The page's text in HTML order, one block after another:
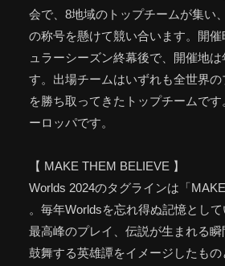
会で、8地域のトップチームが集い
の称号を懸けて競い合います。開
ュラーシーズン終幕後で、開催地
す。出場チームはいずれも全世界
を勝ち取ってきたトップチームで
ーロッパです。
【 MAKE THEM BELIEVE 】
Worlds 2024のタグラインは「
。毎年Worldsを忘れ得ぬ記憶とし
最高峰のプレイ、伝説が生まれる
鼓舞する英雄譚をイメージしたも